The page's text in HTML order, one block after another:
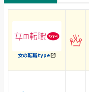
女の転職type